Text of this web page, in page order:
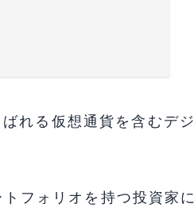
れる仮想通貨を含むデジ
フォリオを持つ投資家に